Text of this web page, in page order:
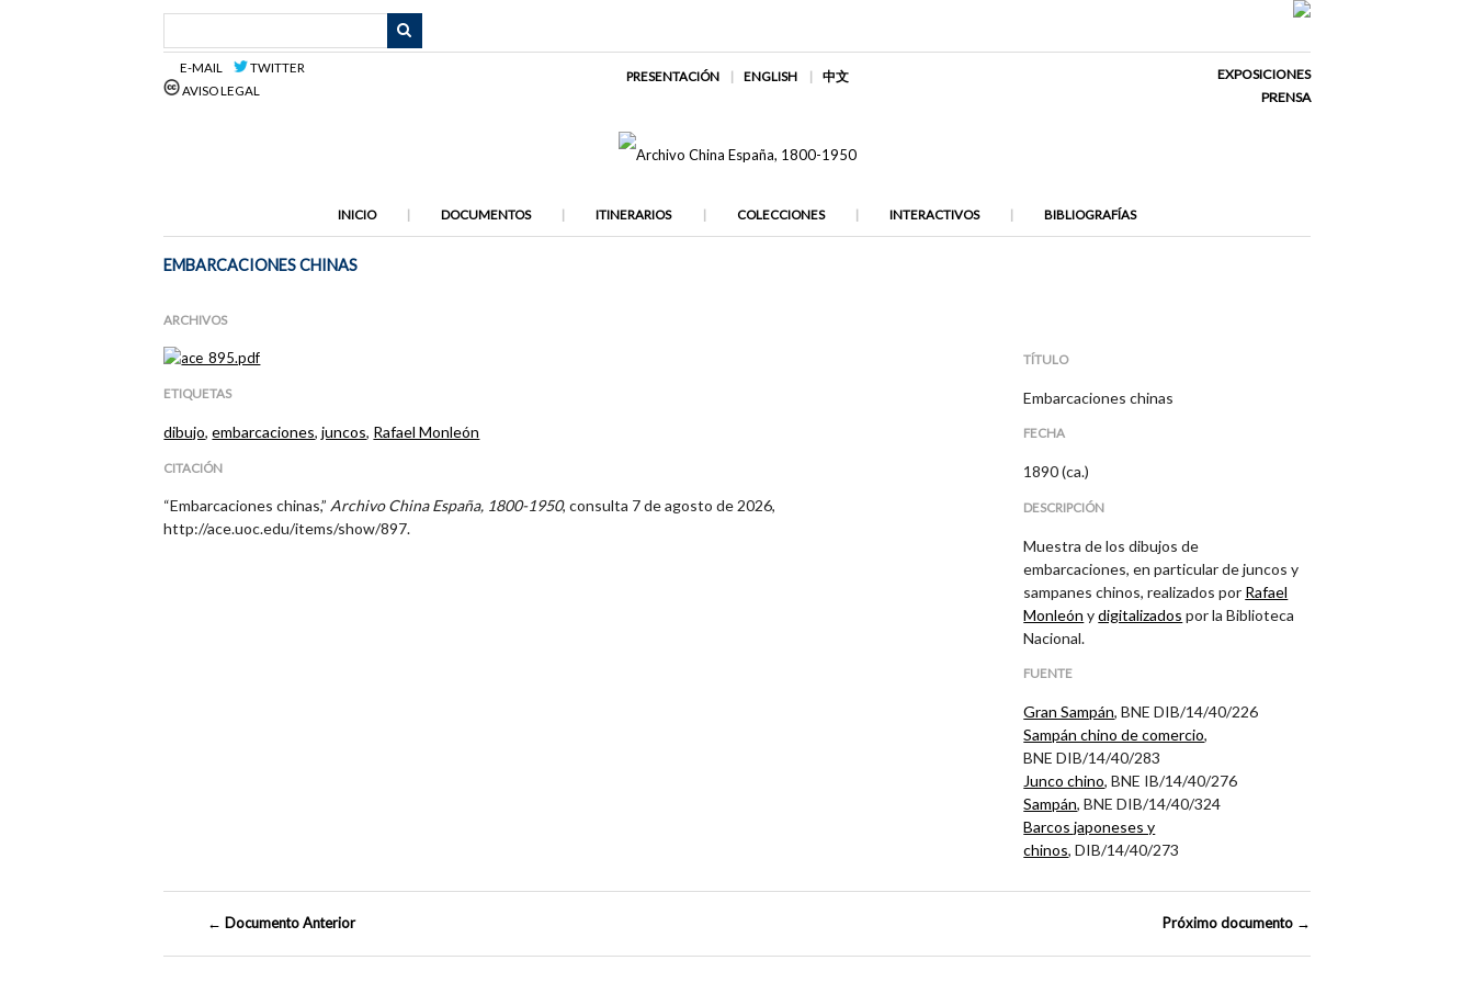
E-MAIL
TWITTER
AVISO LEGAL
PRESENTACIÓN ENGLISH 中文
EXPOSICIONES
PRENSA
INICIO DOCUMENTOS ITINERARIOS COLECCIONES INTERACTIVOS BIBLIOGRAFÍAS
EMBARCACIONES CHINAS
ARCHIVOS
ETIQUETAS
dibujo,embarcaciones,juncos, Rafael Monleón
CITACIÓN
“Embarcaciones chinas,”Archivo China España, 1800-1950, consulta 7 de agosto de 2026,
http://ace.uoc.edu/items/show/897.
TÍTULO
Embarcaciones chinas
FECHA
1890 (ca.)
DESCRIPCIÓN
Muestra de los dibujos de
embarcaciones, en particular de juncos y
sampanes chinos, realizados por Rafael
Monleón ydigitalizados por la Biblioteca
Nacional.
FUENTE
Gran Sampán, BNE DIB/14/40/226
Sampán chino de comercio,
BNE DIB/14/40/283
Junco chino, BNE IB/14/40/276
Sampán, BNE DIB/14/40/324
Barcos japoneses y
chinos,DIB/14/40/273
← Documento Anterior Próximo documento →